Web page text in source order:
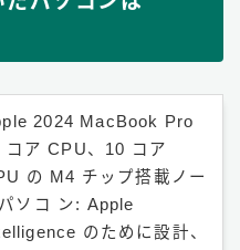
2024 MacBook Pro
コア CPU、10 コア
の M4 チップ搭載ノー
パソコ ン: Apple
のために設計、